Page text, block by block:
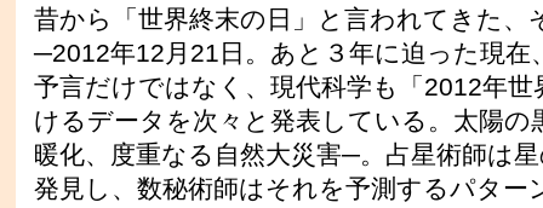
昔から「世界終末の日」と言われてきた、
─2012年12月21日。あと３年に迫った現在
予言だけではなく、現代科学も「2012年世
けるデータを次々と発表している。太陽の
暖化、度重なる自然大災害─。占星術師は
発見し、数秘術師はそれを予測するパター